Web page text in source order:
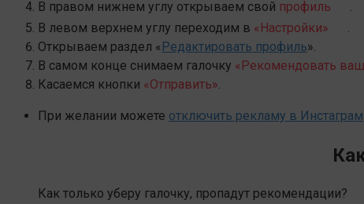
В правом нижнем углу открываем свой профиль
В левом верхнем углу переходим в «Настройки»
Открываем раздел «Редактировать профиль».
В самом конце снимаем галочку «Рекомендовать ваш
Касаемся кнопки «Отправить»
При желании можете отключить рекламу в Инстаграм
Как только уберу галочку, пропадут рекомендации?